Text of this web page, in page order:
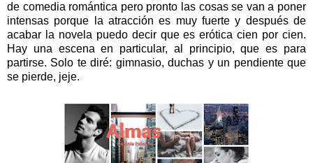
de comedia romántica pero pronto las cosas se van a poner
intensas porque la atracción es muy fuerte y después de
acabar la novela puedo decir que es erótica cien por cien.
Hay una escena en particular, al principio, que es para
partirse. Solo te diré: gimnasio, duchas y un pendiente que
se pierde, jeje.